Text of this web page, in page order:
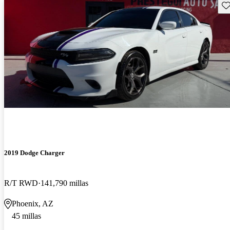
2019 Dodge Charger
R/T RWD 141,790 millas
Phoenix, AZ
45 millas